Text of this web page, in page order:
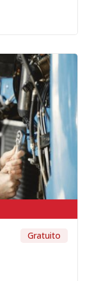
Gratuito